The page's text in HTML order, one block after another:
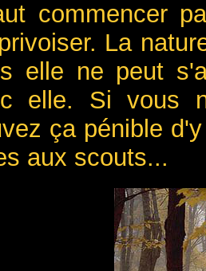
commencer
La
elle ne peut
elle. Si vous
ça pénible
aux scouts...